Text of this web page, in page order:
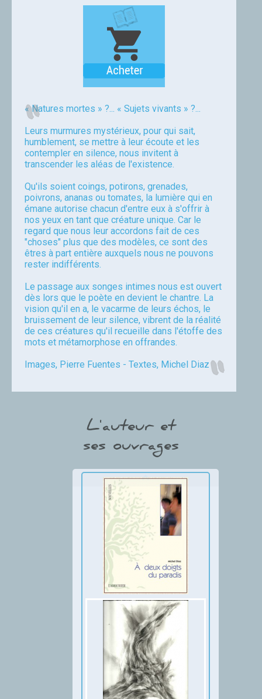
« Natures mortes » ?... « Sujets vivants » ?...
Leurs murmures mystérieux, pour qui sait,
humblement, se mettre à leur écoute et les
contempler en silence, nous invitent à
transcender les aléas de l'existence.
Qu'ils soient coings, potirons, grenades,
poivrons, ananas ou tomates, la lumière qui en
émane autorise chacun d'entre eux à s'offrir à
nos yeux en tant que créature unique. Car le
regard que nous leur accordons fait de ces
"choses" plus que des modèles, ce sont des
êtres à part entière auxquels nous ne pouvons
rester indifférents.
Le passage aux songes intimes nous est ouvert
dès lors que le poète en devient le chantre. La
vision qu'il en a, le vacarme de leurs échos, le
bruissement de leur silence, vibrent de la réalité
de ces créatures qu'il recueille dans l'étoffe des
mots et métamorphose en offrandes.
Images, Pierre Fuentes - Textes, Michel Diaz
L'auteur et
ses ouvrages